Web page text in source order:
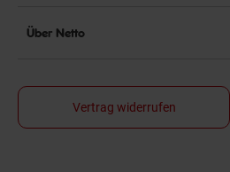
Über Netto
Vertrag widerrufen